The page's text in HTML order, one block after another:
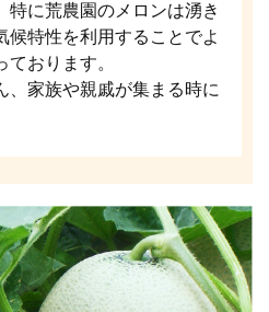
特に荒農園のメロンは湧き
候特性を利用することでよ
おります。
、家族や親戚が集まる時に